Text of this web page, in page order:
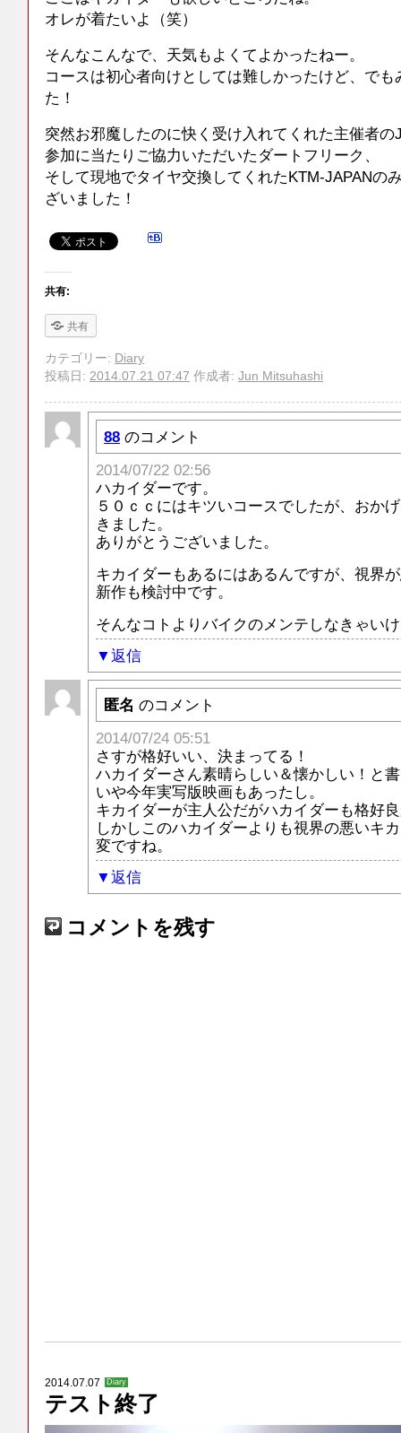
オレが着たいよ（笑）
そんなこんなで、天気もよくてよかったねー。
コースは初心者向けとしては難しかったけど、で
た！
突然お邪魔したのに快く受け入れてくれた主催者の
参加に当たりご協力いただいたダートフリーク、
そして現地でタイヤ交換してくれたKTM-JAPANの
ざいました！
共有:
共有
カテゴリー: Diary
投稿日: 2014.07.21 07:47 作成者: Jun Mitsuhashi
88 のコメント
2014/07/22 02:56
ハカイダーです。
５０ｃｃにはキツいコースでしたが、おか
きました。
ありがとうございました。
キカイダーもあるにはあるんですが、視界
新作も検討中です。
そんなコトよりバイクのメンテしなきゃい
返信
匿名 のコメント
2014/07/24 05:51
さすが格好いい、決まってる！
ハカイダーさん素晴らしい＆懐かしい！と
いや今年実写版映画もあったし。
キカイダーが主人公だがハカイダーも格好
しかしこのハカイダーよりも視界の悪いキ
変ですね。
返信
コメントを残す
2014.07.07 Diary
テスト終了